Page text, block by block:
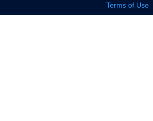
Terms of Use